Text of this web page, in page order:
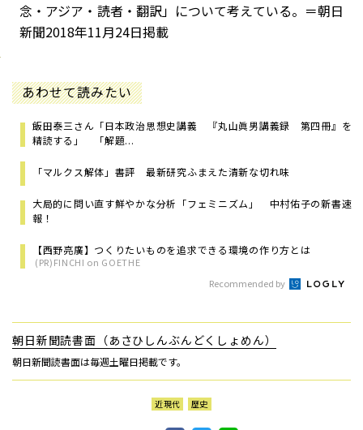
念・アジア・読者・翻訳」について考えている。＝朝日
新聞2018年11月24日掲載
あわせて読みたい
飯田泰三さん「日本政治思想史講義 『丸山眞男講義録 第四冊』を
精読する」 「解題...
「マルクス解体」書評 最新研究ふまえた清新な切れ味
大局的に問い直す鮮やかな分析「フェミニズム」 中村佑子の新書速
報！
【西野亮廣】つくりたいものを追求できる環境の作り方とは
(PR)FINCHI on GOETHE
Recommended by
朝日新聞読書面（あさひしんぶんどくしょめん）
朝日新聞読書面は毎週土曜日掲載です。
近現代 歴史